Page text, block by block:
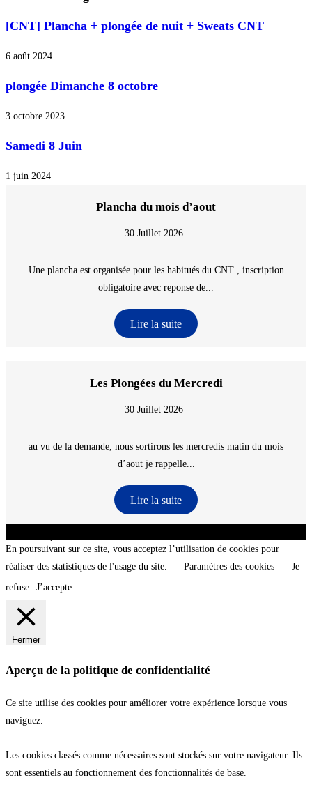
[CNT] Plancha + plongée de nuit + Sweats CNT
6 août 2024
plongée Dimanche 8 octobre
3 octobre 2023
Samedi 8 Juin
1 juin 2024
Plancha du mois d’aout
30 Juillet 2026
Une plancha est organisée pour les habitués du CNT , inscription
obligatoire avec reponse de...
Lire la suite
Les Plongées du Mercredi
30 Juillet 2026
au vu de la demande, nous sortirons les mercredis matin du mois
d’aout je rappelle...
Lire la suite
En poursuivant sur ce site, vous acceptez l’utilisation de cookies pour
réaliser des statistiques de l'usage du site.
Paramètres des cookies
Je
refuse
J’accepte
Fermer
Aperçu de la politique de confidentialité
Ce site utilise des cookies pour améliorer votre expérience lorsque vous
naviguez.
Les cookies classés comme nécessaires sont stockés sur votre navigateur. Ils
sont essentiels au fonctionnement des fonctionnalités de base.